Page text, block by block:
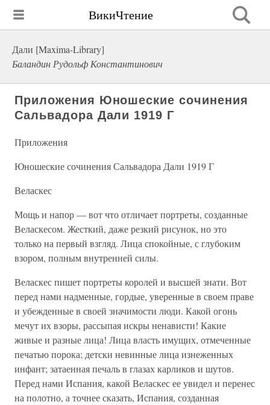
ВикиЧтение
Дали [Maxima-Library]
Баландин Рудольф Константинович
Приложения Юношеские сочинения
Сальвадора Дали 1919 Г
Приложения
Юношеские сочинения Сальвадора Дали 1919 Г
Веласкес
Мощь и напор — вот что отличает портреты, созданные
Веласкесом. Жесткий, даже резкий рисунок, но это
только на первый взгляд. Лица спокойные, с глубоким
взором, полным внутренней силы.
Веласкес пишет портреты королей и высшей знати. Вот
перед нами надменные, гордые, уверенные в своем праве
и убежденные в своей значимости люди. Какой огонь
мечут их взоры, рассыпая искры ненависти! Какие
живые и разные лица! Лица власть имущих, отмеченные
печатью порока; детски невинные лица изнеженных
инфант; затаенная печаль в глазах карликов и шутов.
Перед нами Испания, какой Веласкес ее увидел и перенес
на полотно, а точнее сказать, Испания, созданная